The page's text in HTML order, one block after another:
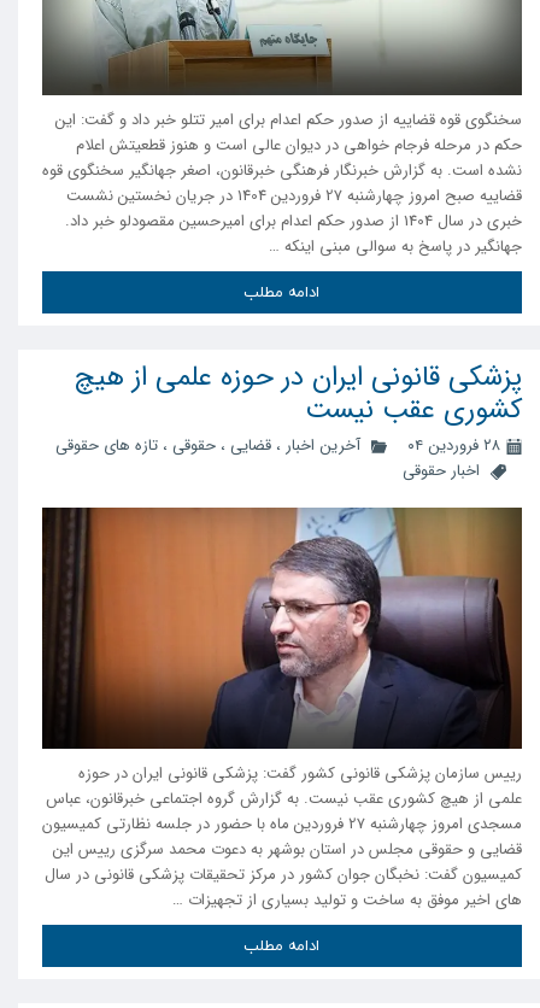
سخنگوی قوه قضاییه از صدور حکم اعدام برای امیر تتلو خبر داد و گفت: این
حکم در مرحله فرجام خواهی در دیوان عالی است و هنوز قطعیتش اعلام
نشده است. به گزارش خبرنگار فرهنگی خبرقانون، اصغر جهانگیر سخنگوی قوه
قضاییه صبح امروز چهارشنبه 27 فروردین 1404 در جریان نخستین نشست
خبری در سال 1404 از صدور حکم اعدام برای امیرحسین مقصودلو خبر داد.
جهانگیر در پاسخ به سوالی مبنی اینکه …
ادامه مطلب
پزشکی قانونی ایران در حوزه علمی از هیچ
کشوری عقب نیست
۲۸ فروردین ۰۴ آخرین اخبار ، قضایی ، حقوقی ، تازه های حقوقی
اخبار حقوقی
رییس سازمان پزشکی قانونی کشور گفت: پزشکی قانونی ایران در حوزه
علمی از هیچ کشوری عقب نیست. به گزارش گروه اجتماعی خبرقانون، عباس
مسجدی امروز چهارشنبه 27 فروردین ماه با حضور در جلسه نظارتی کمیسیون
قضایی و حقوقی مجلس در استان بوشهر به دعوت محمد سرگزی رییس این
کمیسیون گفت: نخبگان جوان کشور در مرکز تحقیقات پزشکی قانونی در سال
های اخیر موفق به ساخت و تولید بسیاری از تجهیزات …
ادامه مطلب